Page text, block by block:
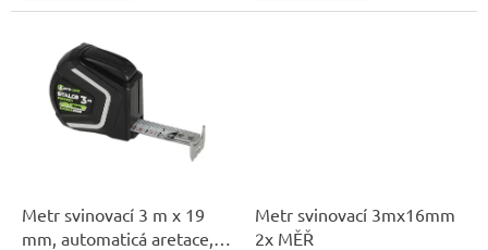
Metr svinovací 3 m x 19
mm, automaticá aretace,
Metr svinovací 3mx16mm
2x MĚŘ